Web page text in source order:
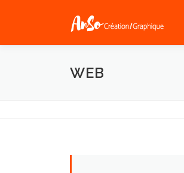
WEB